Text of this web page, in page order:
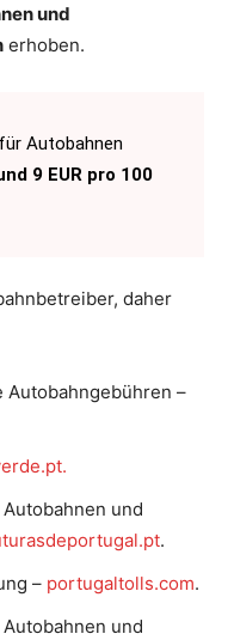
und
erhoben.
Autobahnen
9 EUR pro 100
daher
–
und
.
– portugaltolls.com.
und